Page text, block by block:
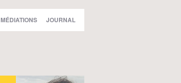
MÉDIATIONS JOURNAL